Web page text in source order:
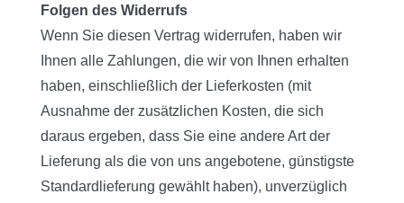
Folgen des Widerrufs
Wenn Sie diesen Vertrag widerrufen, haben wir
Ihnen alle Zahlungen, die wir von Ihnen erhalten
haben, einschließlich der Lieferkosten (mit
Ausnahme der zusätzlichen Kosten, die sich
daraus ergeben, dass Sie eine andere Art der
Lieferung als die von uns angebotene, günstigste
Standardlieferung gewählt haben), unverzüglich